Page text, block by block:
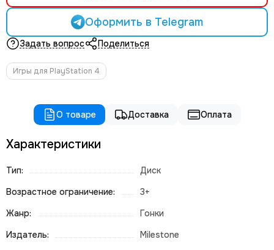
Оформить в Telegram
Задать вопрос Поделиться
Игры для PlayStation 4
О товаре Доставка Оплата
Характеристики
Тип:
Диск
Возрастное ограничение:
3+
Жанр:
Гонки
Издатель:
Milestone